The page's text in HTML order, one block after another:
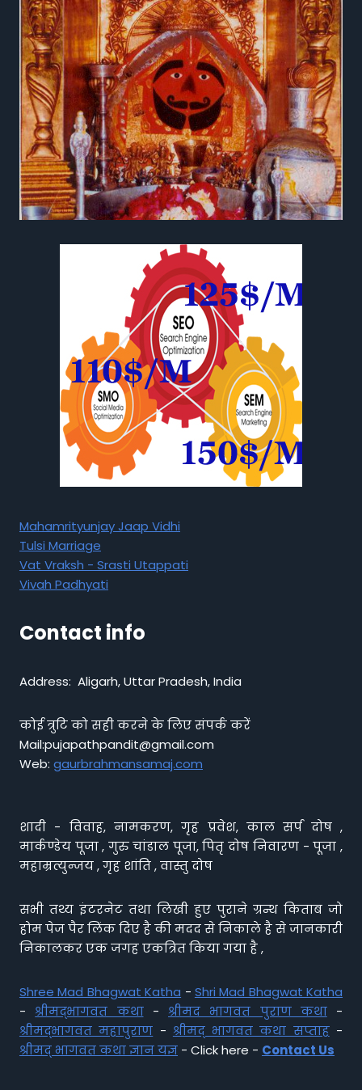
Mahamrityunjay Jaap Vidhi
Tulsi Marriage
Vat Vraksh - Srasti Utappati
Vivah Padhyati
Contact info
Address: Aligarh, Uttar Pradesh, India
कोई त्रुटि को सही करने के लिए संपर्क करें
Mail:pujapathpandit@gmail.com
Web: gaurbrahmansamaj.com
शादी - विवाह, नामकरण, गृह प्रवेश, काल सर्प दोष ,
मार्कण्डेय पूजा , गुरु चांडाल पूजा, पितृ दोष निवारण - पूजा ,
महाम्रत्युन्जय , गृह शांति , वास्तु दोष
सभी तथ्य इंटरनेट तथा लिखी हुए पुराने ग्रन्थ किताब जो
होम पेज पैर लिंक दिए है की मदद से निकाले है से जानकारी
निकालकर एक जगह एकत्रित किया गया है ,
Shree Mad Bhagwat Katha - Shri Mad Bhagwat Katha
- श्रीमद्भागवत कथा- श्रीमद भागवत पुराण कथा-
श्रीमद्भागवत महापुराण - श्रीमद् भागवत कथा सप्ताह-
श्रीमद् भागवत कथा ज्ञान यज्ञ - Click here - Contact Us